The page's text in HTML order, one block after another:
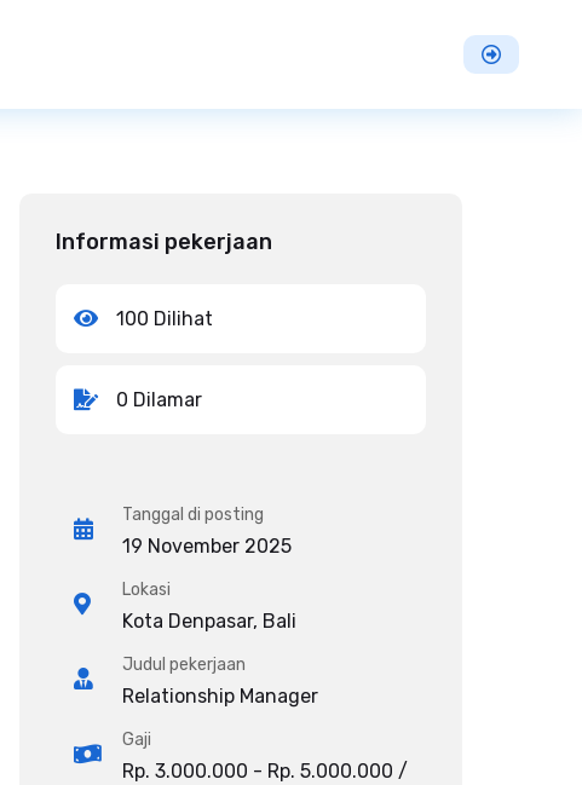
Informasi pekerjaan
100 Dilihat
0 Dilamar
Tanggal di posting
19 November 2025
Lokasi
Kota Denpasar, Bali
Judul pekerjaan
Relationship Manager
Gaji
Rp. 3.000.000 - Rp. 5.000.000 /